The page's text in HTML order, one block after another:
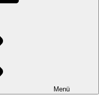
Menü